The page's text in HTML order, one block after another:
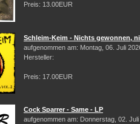
Preis: 13.00EUR
Schleim-Keim - Nichts gewonnen,
aufgenommen am: Montag, 06. Juli
Hersteller:
Preis: 17.00EUR
Cock Sparrer - Same - LP
aufgenommen am: Donnerstag, 02. Juli